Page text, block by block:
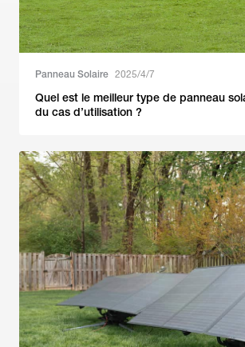
Panneau Solaire 2025/4/7
Quel est le meilleur type de panneau
du cas d’utilisation ?